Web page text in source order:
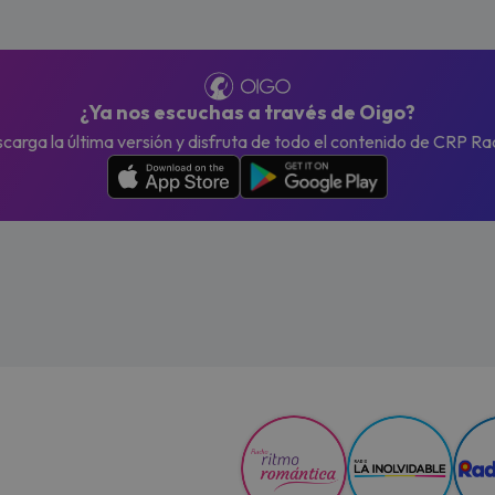
¿Ya nos escuchas a través de Oigo?
la última versión y disfruta de todo el contenido de CRP